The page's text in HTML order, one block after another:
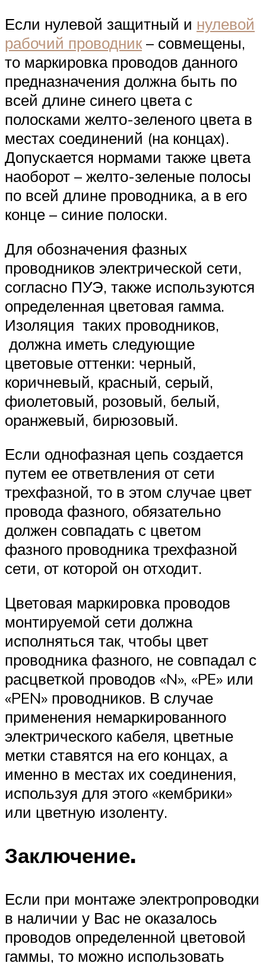
Если нулевой защитный и нулевой
рабочий проводник – совмещены,
то маркировка проводов данного
предназначения должна быть по
всей длине синего цвета с
полосками желто-зеленого цвета в
местах соединений (на концах).
Допускается нормами также цвета
наоборот – желто-зеленые полосы
по всей длине проводника, а в его
конце – синие полоски.
Для обозначения фазных
проводников электрической сети,
согласно ПУЭ, также используются
определенная цветовая гамма.
Изоляция таких проводников,
должна иметь следующие
цветовые оттенки: черный,
коричневый, красный, серый,
фиолетовый, розовый, белый,
оранжевый, бирюзовый.
Если однофазная цепь создается
путем ее ответвления от сети
трехфазной, то в этом случае цвет
провода фазного, обязательно
должен совпадать с цветом
фазного проводника трехфазной
сети, от которой он отходит.
Цветовая маркировка проводов
монтируемой сети должна
исполняться так, чтобы цвет
проводника фазного, не совпадал с
расцветкой проводов «N», «PE» или
«PEN» проводников. В случае
применения немаркированного
электрического кабеля, цветные
метки ставятся на его концах, а
именно в местах их соединения,
используя для этого «кембрики»
или цветную изоленту.
Заключение.
Если при монтаже электропроводки
в наличии у Вас не оказалось
проводов определенной цветовой
гаммы, то можно использовать